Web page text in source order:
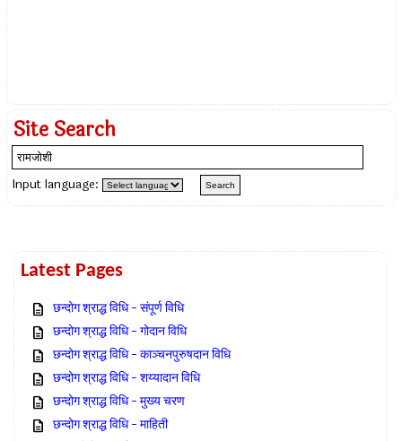
Site Search
Input language:
Latest Pages
छन्दोग श्राद्ध विधि – संपूर्ण विधि
छन्दोग श्राद्ध विधि – गोदान विधि
छन्दोग श्राद्ध विधि – काञ्चनपुरुषदान विधि
छन्दोग श्राद्ध विधि – शय्यादान विधि
छन्दोग श्राद्ध विधि – मुख्य चरण
छन्दोग श्राद्ध विधि – माहिती